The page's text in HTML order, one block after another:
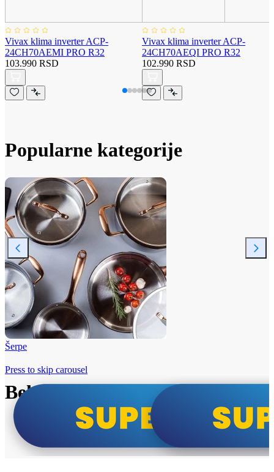
Vivax klima inverter ACP-
24CH70AEMI PRO R32
103.990 RSD
Vivax klima inverter ACP-
24CH70AEQI PRO R32
102.990 RSD
Popularne kategorije
Šerpe
Beko i Tesla super cene
Press to skip carousel